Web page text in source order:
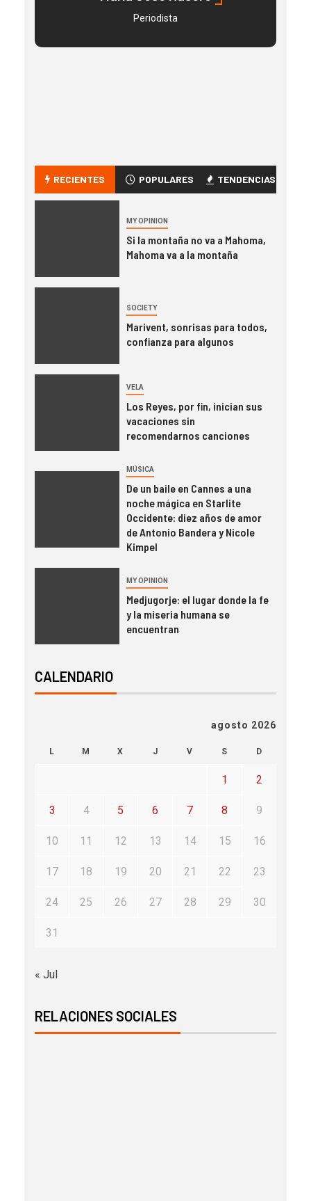
Periodista
RECIENTES POPULARES TENDENCIAS
MY OPINION
Si la montaña no va a Mahoma,
Mahoma va a la montaña
SOCIETY
Marivent, sonrisas para todos,
confianza para algunos
VELA
Los Reyes, por fin, inician sus
vacaciones sin
recomendarnos canciones
MÚSICA
De un baile en Cannes a una
noche mágica en Starlite
Occidente: diez años de amor
de Antonio Bandera y Nicole
Kimpel
MY OPINION
Medjugorje: el lugar donde la fe
y la miseria humana se
encuentran
CALENDARIO
agosto 2026
L M X J V S D
1 2
3 4 5 6 7 8 9
10 11 12 13 14 15 16
17 18 19 20 21 22 23
24 25 26 27 28 29 30
31
« Jul
RELACIONES SOCIALES